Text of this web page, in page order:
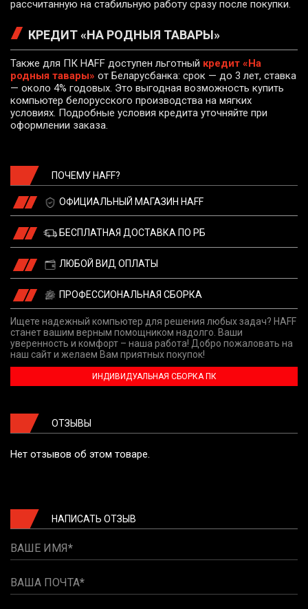
рассчитанную на стабильную работу сразу после покупки.
КРЕДИТ «НА РОДНЫЯ ТАВАРЫ»
Также для ПК HAFF доступен льготный кредит «На
родныя тавары» от Беларусбанка: срок — до 3 лет, ставка
— около 4% годовых. Это выгодная возможность купить
компьютер белорусского производства на мягких
условиях. Подробные условия кредита уточняйте при
оформлении заказа.
ПОЧЕМУ HAFF?
ОФИЦИАЛЬНЫЙ МАГАЗИН HAFF
БЕСПЛАТНАЯ ДОСТАВКА ПО РБ
ЛЮБОЙ ВИД ОПЛАТЫ
ПРОФЕССИОНАЛЬНАЯ СБОРКА
Ищете надежный компьютер для решения любых задач? HAFF
станет вашим верным помощником надолго. Ваши
уверенность и комфорт – наша работа! Добро пожаловать на
наш сайт и желаем Вам приятных покупок!
ИНДИВИДУАЛЬНАЯ СБОРКА ПК
ОТЗЫВЫ
Нет отзывов об этом товаре.
НАПИСАТЬ ОТЗЫВ
ВАШЕ ИМЯ
ВАША ПОЧТА